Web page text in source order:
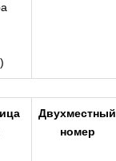
Двухместный
номер